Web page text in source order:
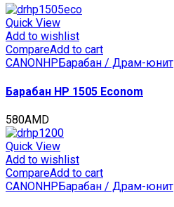
Bizhub
C258/C308/C368
(CET)
Black,
120000
CET7370U
quantity
Quick View
Add to wishlist
CompareAdd to cart
CANON HP Барабан / Драм-юнит
Барабан HP 1505 Econom
580AMD
Quick View
Add to wishlist
CompareAdd to cart
CANONHPБарабан / Драм-юнит